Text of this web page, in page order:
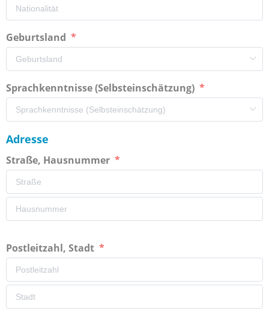
Geburtsland
Sprachkenntnisse (Selbsteinschätzung)
Adresse
Straße, Hausnummer
Postleitzahl, Stadt